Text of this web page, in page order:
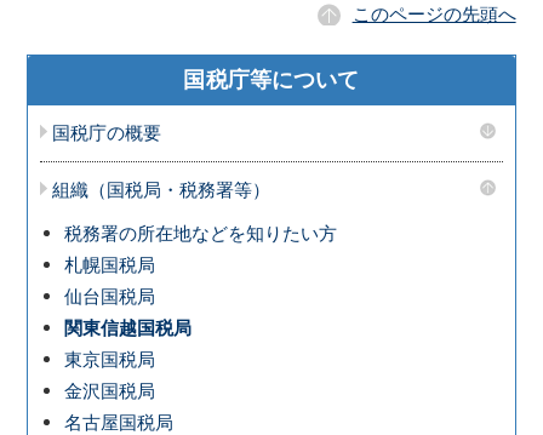
このページの先頭へ
国税庁等について
国税庁の概要
組織（国税局・税務署等）
税務署の所在地などを知りたい方
札幌国税局
仙台国税局
関東信越国税局
東京国税局
金沢国税局
名古屋国税局